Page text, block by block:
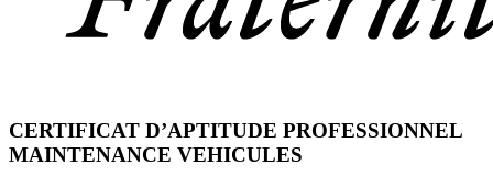
CERTIFICAT D’APTITUDE PROFESSIONNEL
MAINTENANCE VEHICULES